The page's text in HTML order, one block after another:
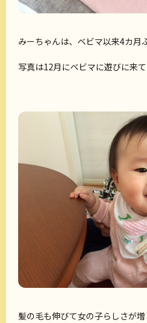
みーちゃんは、ベビマ以来4カ
写真は12月にベビマに遊びに来て
髪の毛も伸びて女の子らしさが